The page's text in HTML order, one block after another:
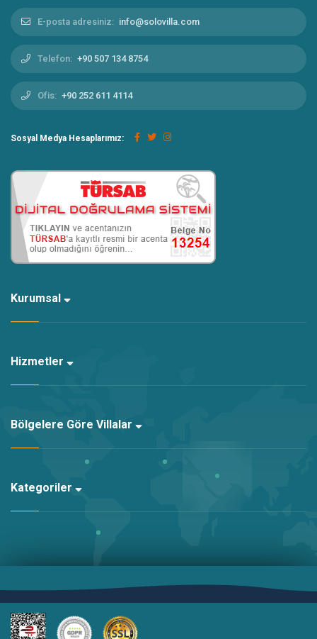
E-posta adresiniz: info@solovilla.com
Telefon: +90 507 134 8754
Ofis: +90 252 611 4114
Sosyal Medya Hesaplarımız:
Kurumsal
Hizmetler
Bölgelere Göre Villalar
Kategoriler